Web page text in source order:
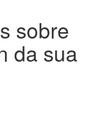
sobre
da sua